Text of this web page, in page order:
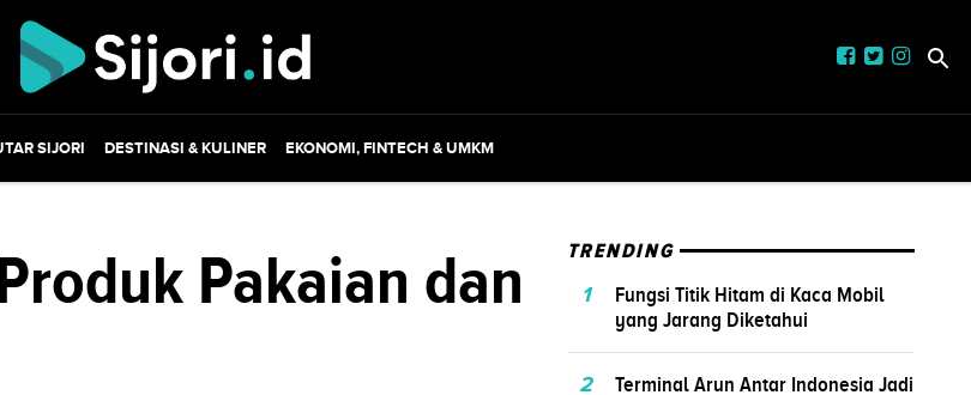
SIJORI DESTINASI & KULINER EKONOMI, FINTECH & UMKM
Pakaian dan
TRENDING
1
Fungsi Titik Hitam di Kaca Mobil
yang Jarang Diketahui
2
Terminal Arun Antar Indonesia Jadi